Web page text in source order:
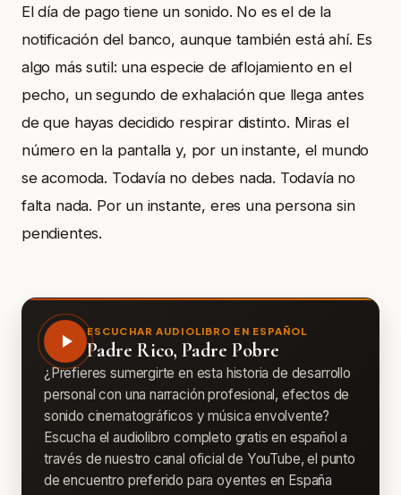
El día de pago tiene un sonido. No es el de la
notificación del banco, aunque también está ahí. Es
algo más sutil: una especie de aflojamiento en el
pecho, un segundo de exhalación que llega antes
de que hayas decidido respirar distinto. Miras el
número en la pantalla y, por un instante, el mundo
se acomoda. Todavía no debes nada. Todavía no
falta nada. Por un instante, eres una persona sin
pendientes.
ESCUCHAR AUDIOLIBRO EN ESPAÑOL
Padre Rico, Padre Pobre
¿Prefieres sumergirte en esta historia de desarrollo
personal con una narración profesional, efectos de
sonido cinematográficos y música envolvente?
Escucha el audiolibro completo gratis en español a
través de nuestro canal oficial de YouTube, el punto
de encuentro preferido para oyentes en España